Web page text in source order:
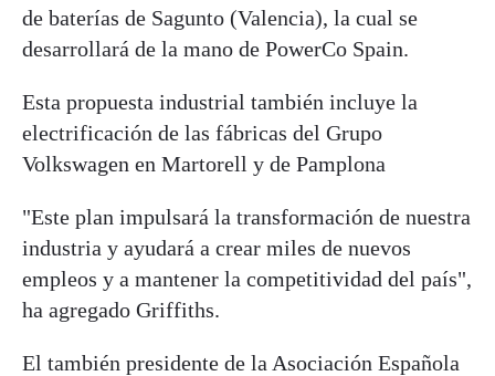
de baterías de Sagunto (Valencia), la cual se
desarrollará de la mano de PowerCo Spain.
Esta propuesta industrial también incluye la
electrificación de las fábricas del Grupo
Volkswagen en Martorell y de Pamplona
"Este plan impulsará la transformación de nuestra
industria y ayudará a crear miles de nuevos
empleos y a mantener la competitividad del país",
ha agregado Griffiths.
El también presidente de la Asociación Española